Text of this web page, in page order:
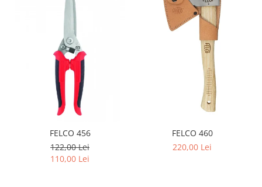
FELCO 456
122,00 Lei
110,00 Lei
FELCO 460
220,00 Lei